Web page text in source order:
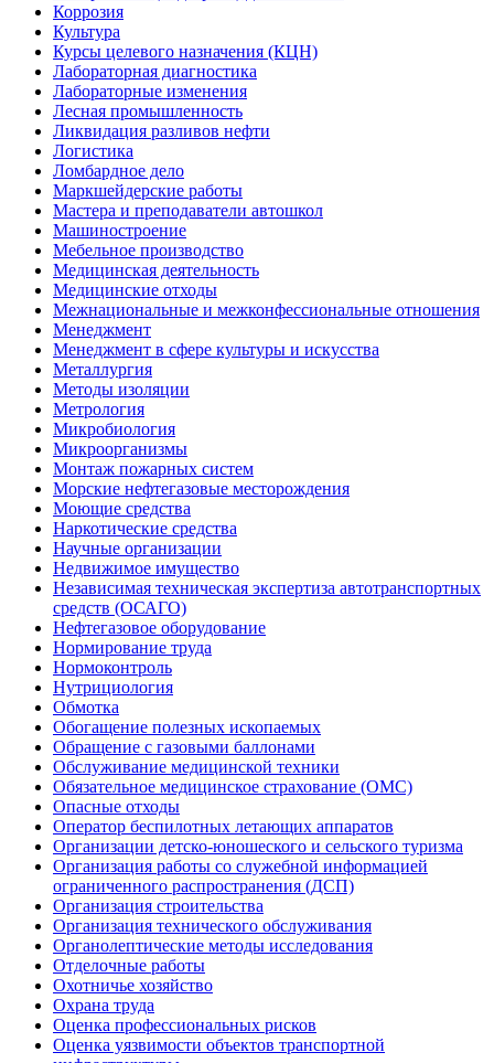
Коррозия
Культура
Курсы целевого назначения (КЦН)
Лабораторная диагностика
Лабораторные изменения
Лесная промышленность
Ликвидация разливов нефти
Логистика
Ломбардное дело
Маркшейдерские работы
Мастера и преподаватели автошкол
Машиностроение
Мебельное производство
Медицинская деятельность
Медицинские отходы
Межнациональные и межконфессиональные отношения
Менеджмент
Менеджмент в сфере культуры и искусства
Металлургия
Методы изоляции
Метрология
Микробиология
Микроорганизмы
Монтаж пожарных систем
Морские нефтегазовые месторождения
Моющие средства
Наркотические средства
Научные организации
Недвижимое имущество
Независимая техническая экспертиза автотранспортных
средств (ОСАГО)
Нефтегазовое оборудование
Нормирование труда
Нормоконтроль
Нутрициология
Обмотка
Обогащение полезных ископаемых
Обращение с газовыми баллонами
Обслуживание медицинской техники
Обязательное медицинское страхование (ОМС)
Опасные отходы
Оператор беспилотных летающих аппаратов
Организации детско-юношеского и сельского туризма
Организация работы со служебной информацией
ограниченного распространения (ДСП)
Организация строительства
Организация технического обслуживания
Органолептические методы исследования
Отделочные работы
Охотничье хозяйство
Охрана труда
Оценка профессиональных рисков
Оценка уязвимости объектов транспортной